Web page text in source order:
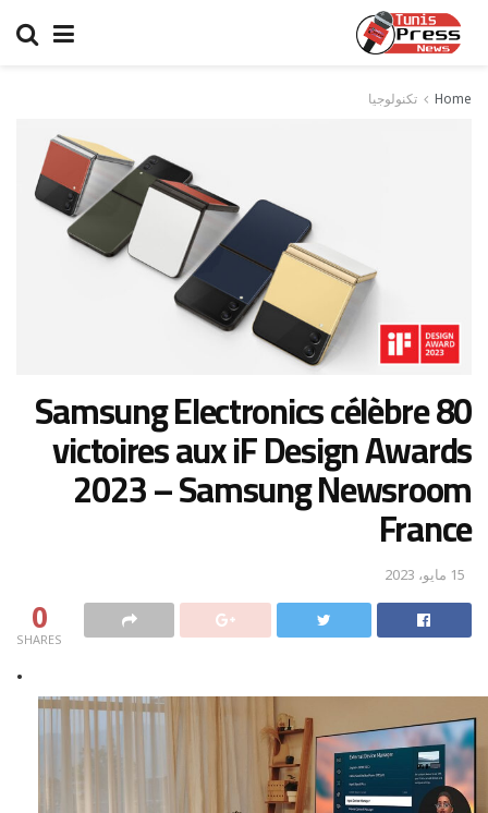
Home تكنولوجيا
Samsung Electronics célèbre 80
victoires aux iF Design Awards
2023 – Samsung Newsroom
France
15 مايو، 2023
0
SHARES
•